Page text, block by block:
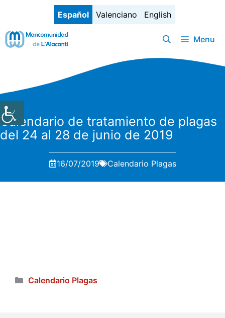
contenido
Español Valenciano English
Menu
Calendario de tratamiento de plagas
del 24 al 28 de junio de 2019
16/07/2019 Calendario Plagas
Categorías
Calendario Plagas